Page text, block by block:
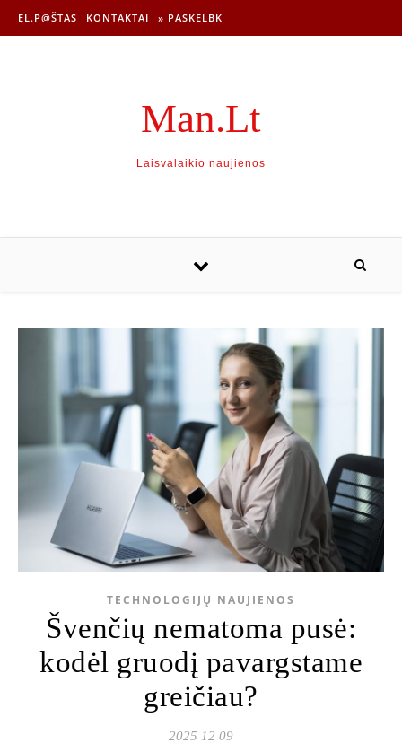
EL.P@ŠTAS KONTAKTAI » PASKELBK
Man.Lt
Laisvalaikio naujienos
TECHNOLOGIJŲ NAUJIENOS
Švenčių nematoma pusė:
kodėl gruodį pavargstame
greičiau?
2025 12 09